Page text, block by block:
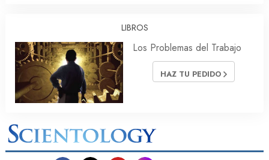
LIBROS
Los Problemas del Trabajo
HAZ TU PEDIDO